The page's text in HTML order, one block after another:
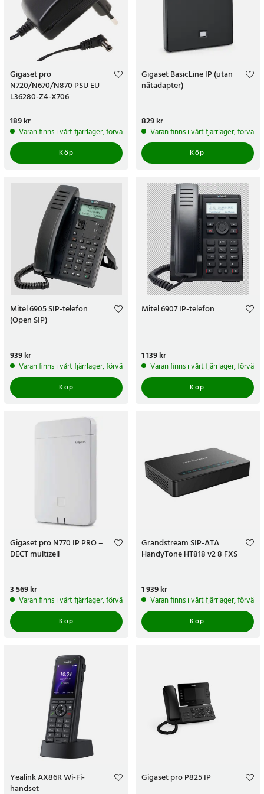
Gigaset pro
N720/N670/N870 PSU EU
L36280-Z4-X706
Pris:189 kr
189 kr
Varan finns i vårt fjärrlager, förväntas skickas inom 5-7 arbetsdagar
Köp
Gigaset BasicLine IP (utan
nätadapter)
Pris:829 kr
829 kr
Varan finns i vårt fjärrlager,
Köp
Mitel 6905 SIP-telefon
(Open SIP)
Pris:939 kr
939 kr
Varan finns i vårt fjärrlager, förväntas skickas inom 5-7 arbetsdagar
Köp
Mitel 6907 IP-telefon
Pris:1 139 kr
1 139 kr
Varan finns i vårt fjärrlager,
Köp
Gigaset pro N770 IP PRO –
DECT multizell
Pris:3 569 kr
3 569 kr
Varan finns i vårt fjärrlager, förväntas skickas inom 5-7 arbetsdagar
Köp
Grandstream SIP-ATA
HandyTone HT818 v2 8 FXS
Pris:1 939 kr
1 939 kr
Varan finns i vårt fjärrlager,
Köp
Yealink AX86R Wi‑Fi-
handset
Gigaset pro P825 IP